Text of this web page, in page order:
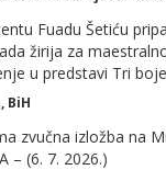
Fuadu Šetiću
žirija za
u predstavi Tri
BiH
zvučna izložba na
– (6. 7. 2026.)